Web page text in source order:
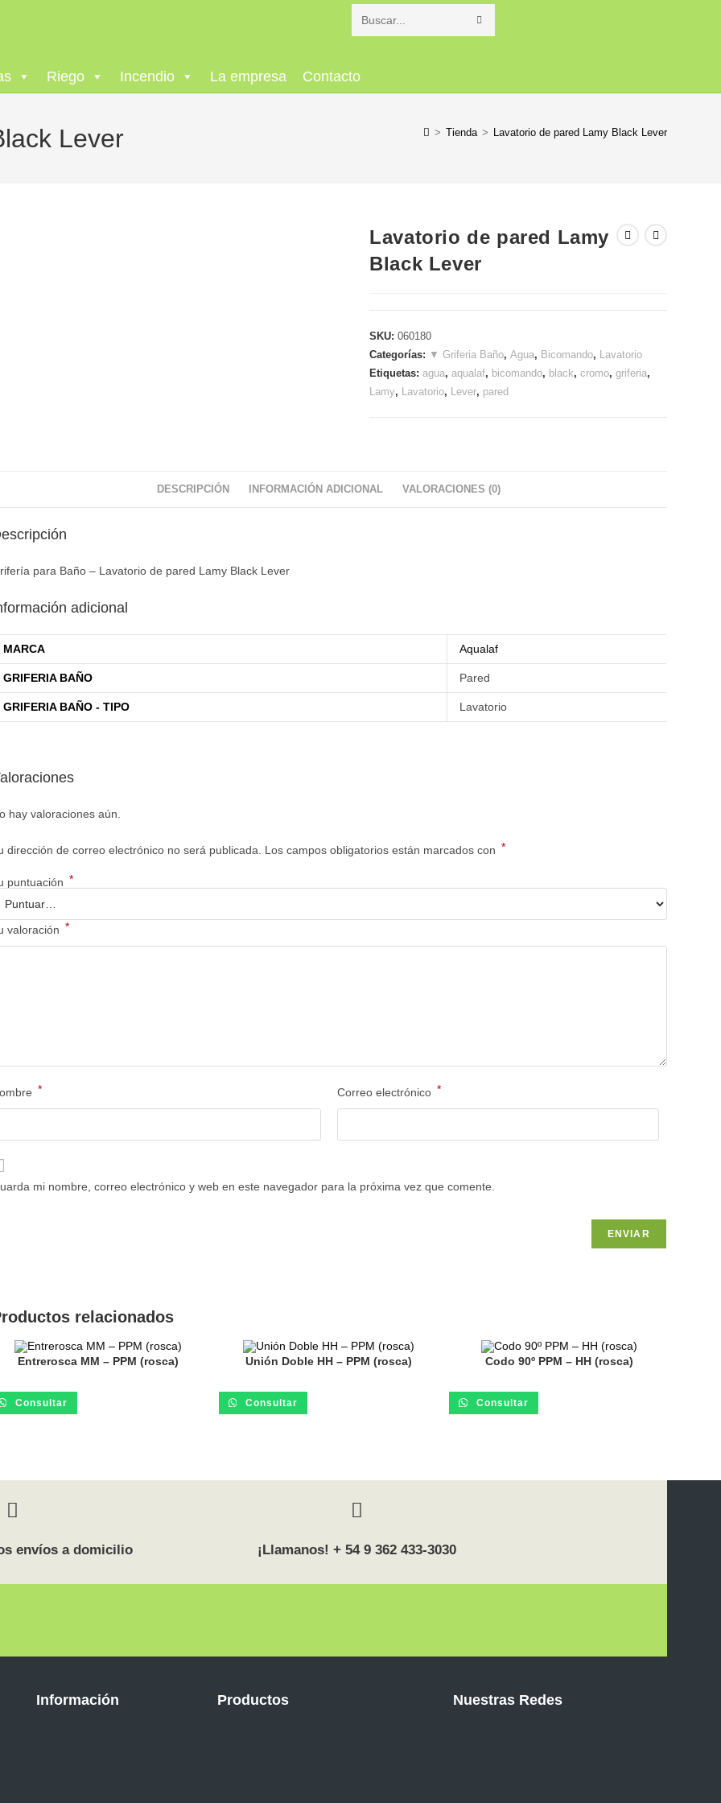
Buscar
Riego Incendio La empresa Contacto
Lever > Tienda > Lavatorio de pared Lamy Black Lever
Lavatorio de pared Lamy
Black Lever
SKU:060180
Categorías: ▼ Griferia Baño,Agua, Bicomando, Lavatorio
Etiquetas:agua,aqualaf, bicomando, black,cromo,griferia,
Lamy, Lavatorio, Lever, pared
DESCRIPCIÓN INFORMACIÓN ADICIONAL VALORACIONES (0)
para Baño – Lavatorio de pared Lamy Black Lever
adicional
MARCA Aqualaf
GRIFERIA BAÑO Pared
GRIFERIA BAÑO - TIPO Lavatorio
hay valoraciones aún.
dirección de correo electrónico no será publicada. Los campos obligatorios están marcados con *
puntuación *
valoración *
* Correo electrónico *
mi nombre, correo electrónico y web en este navegador para la próxima vez que comente.
relacionados
Entrerosca MM – PPM (rosca)
Consultar
Unión Doble HH – PPM (rosca)
Consultar
Codo 90º PPM – HH (rosca)
Consultar
envíos a domicilio ¡Llamanos! + 54 9 362 433-3030
Información Productos Nuestras Redes